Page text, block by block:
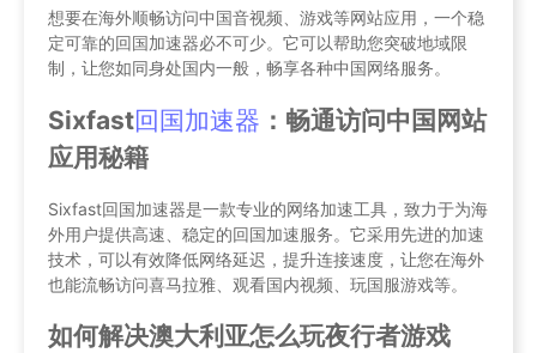
想要在海外顺畅访问中国音视频、游戏等网站应用，一个稳
定可靠的回国加速器必不可少。它可以帮助您突破地域限
制，让您如同身处国内一般，畅享各种中国网络服务。
Sixfast回国加速器 ：畅通访问中国网站
应用秘籍
Sixfast回国加速器是一款专业的网络加速工具，致力于为海
外用户提供高速、稳定的回国加速服务。它采用先进的加速
技术，可以有效降低网络延迟，提升连接速度，让您在海外
也能流畅访问喜马拉雅、观看国内视频、玩国服游戏等。
如何解决澳大利亚怎么玩夜行者游戏